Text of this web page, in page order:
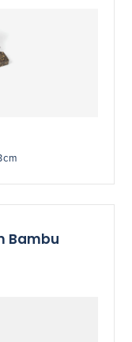
Bambu